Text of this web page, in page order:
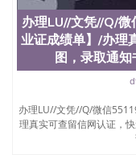
551190476快速代
速拿到国外文凭
QQ微信
551190476泰国
回国证明QQ微信
551190476外国
德国留学回国证
证明QQ微信
551190476 网上
外文凭质量QQ微
办理LU//文凭//Q/
业证成绩单】/办理
图，录取通
办理LU//文凭//Q/微信
理真实可查留信网认证，